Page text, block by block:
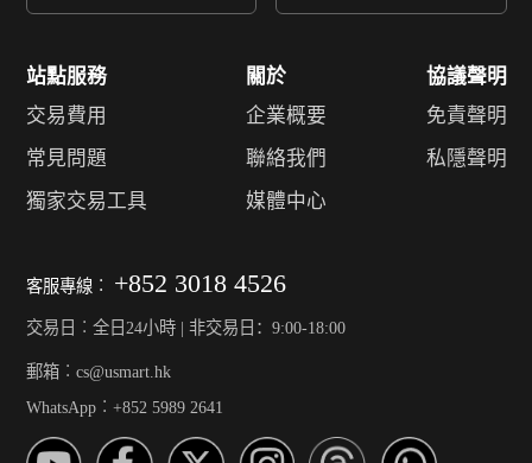
站點服務
交易費用
常見問題
獨家交易工具
關於
企業概要
聯絡我們
媒體中心
協議聲明
免責聲明
私隱聲明
客服專線︰ +852 3018 4526
交易日︰全日24小時 | 非交易日：9:00-18:00
郵箱︰cs@usmart.hk
WhatsApp︰+852 5989 2641